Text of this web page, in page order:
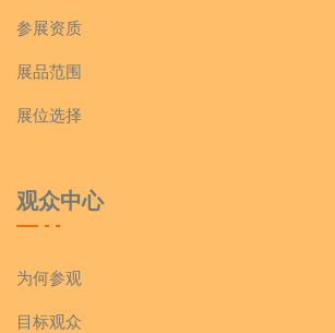
参展资质
展品范围
展位选择
观众中心
为何参观
目标观众